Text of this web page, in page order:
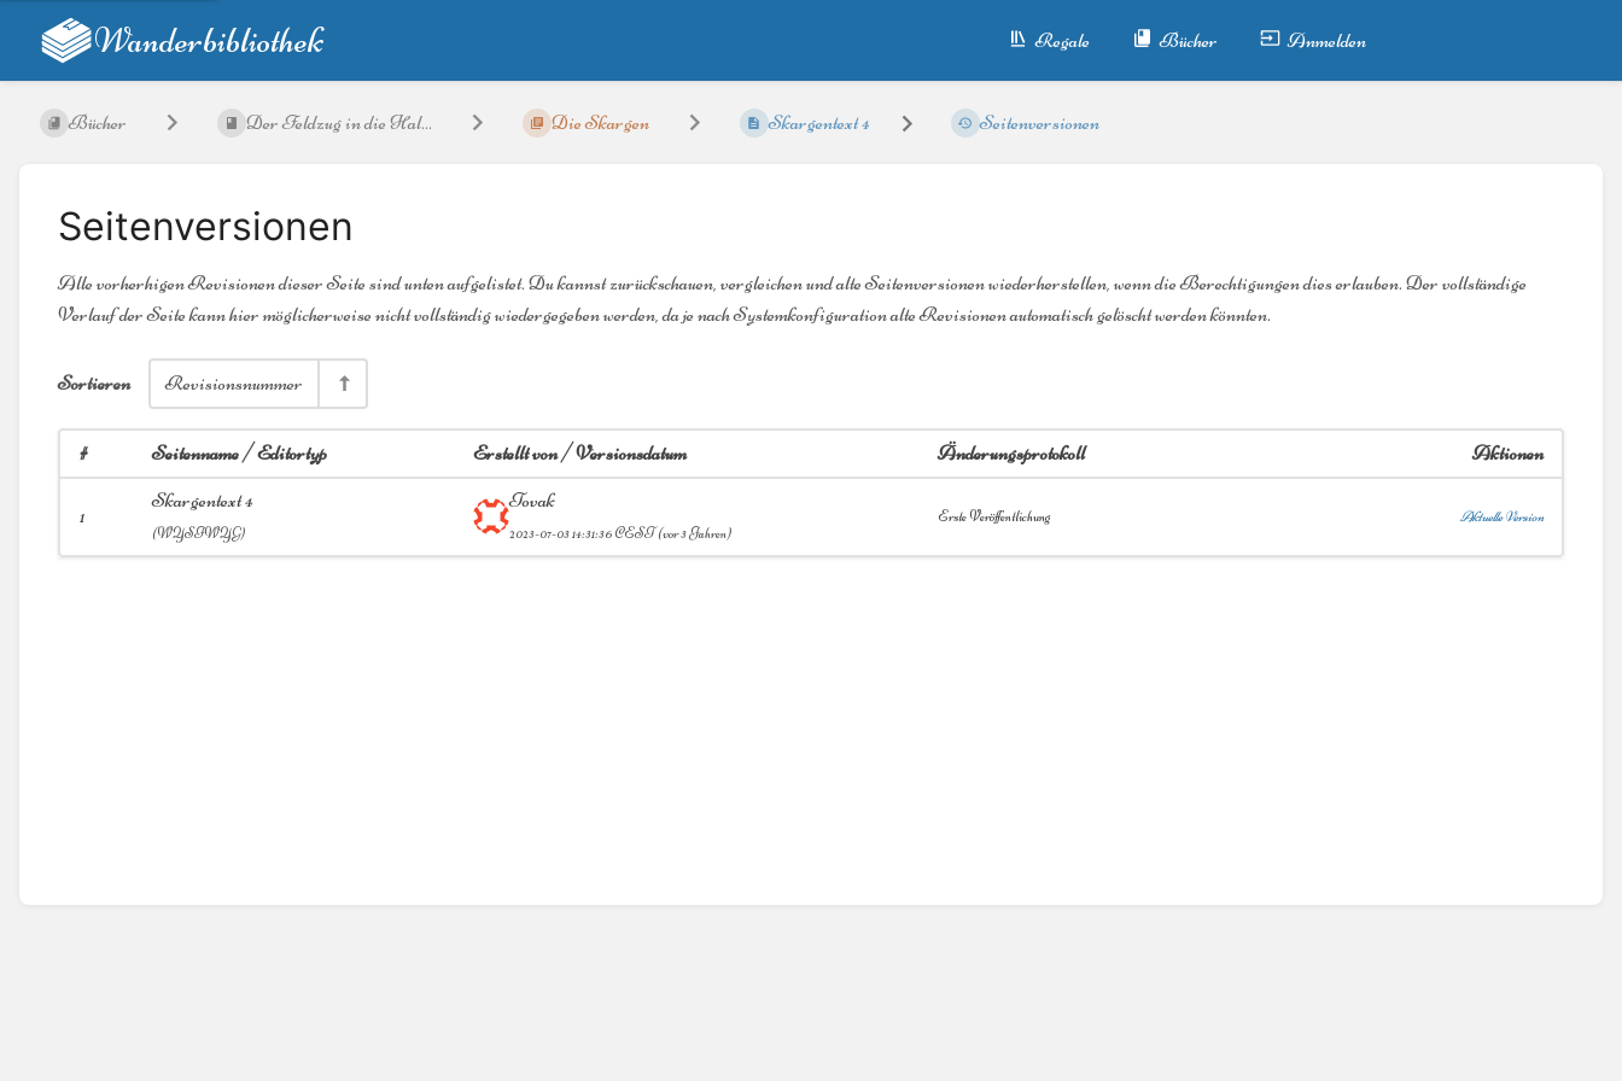
Wanderbibliothek Regale Bücher Anmelden
Bücher Der Feldzug in die Hal... Die Skargen Skargentext 4 Seitenversionen
Seitenversionen
Alle vorherhigen Revisionen dieser Seite sind unten aufgelistet. Du kannst zurückschauen, vergleichen und alte Seitenversionen wiederherstellen, wenn die Berechtigungen dies erlauben. Der vollständige
Verlauf der Seite kann hier möglicherweise nicht vollständig wiedergegeben werden, da je nach Systemkonfiguration alte Revisionen automatisch gelöscht werden könnten.
Sortieren Revisionsnummer
# Seitenname / Editortyp Erstellt von / Versionsdatum Änderungsprotokoll Aktionen
1
Skargentext 4
(WYSIWYG)
Tovak
2023-07-03 14:31:36 CEST (vor 3 Jahren)
Erste Veröffentlichung Aktuelle Version